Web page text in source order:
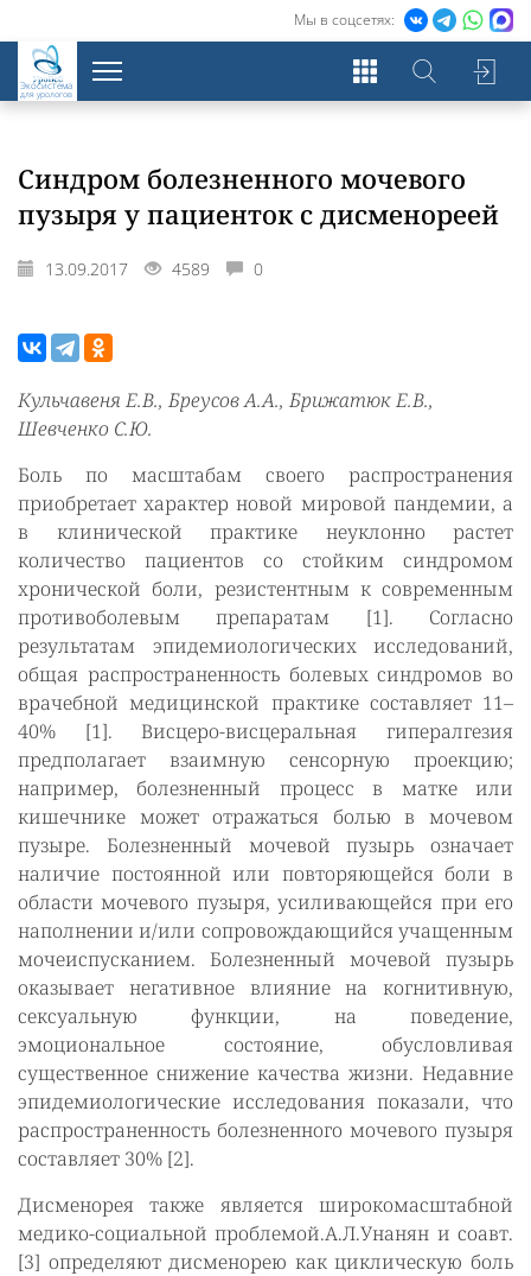
Мы в соцсетях:
Экосистема
для урологов
Синдром болезненного мочевого
пузыря у пациенток с дисменореей
13.09.2017 4589 0
Кульчавеня Е.В., Бреусов А.А., Брижатюк Е.В.,
Шевченко С.Ю.
Боль по масштабам своего распространения
приобретает характер новой мировой пандемии, а
в клинической практике неуклонно растет
количество пациентов со стойким синдромом
хронической боли, резистентным к современным
противоболевым препаратам [1]. Согласно
результатам эпидемиологических исследований,
общая распространенность болевых синдромов во
врачебной медицинской практике составляет 11–
40% [1]. Висцеро-висцеральная гипералгезия
предполагает взаимную сенсорную проекцию;
например, болезненный процесс в матке или
кишечнике может отражаться болью в мочевом
пузыре. Болезненный мочевой пузырь означает
наличие постоянной или повторяющейся боли в
области мочевого пузыря, усиливающейся при его
наполнении и/или сопровождающийся учащенным
мочеиспусканием. Болезненный мочевой пузырь
оказывает негативное влияние на когнитивную,
сексуальную функции, на поведение,
эмоциональное состояние, обусловливая
существенное снижение качества жизни. Недавние
эпидемиологические исследования показали, что
распространенность болезненного мочевого пузыря
составляет 30% [2].
Дисменорея также является широкомасштабной
медико-социальной проблемой.А.Л.Унанян и соавт.
[3] определяют дисменорею как циклическую боль